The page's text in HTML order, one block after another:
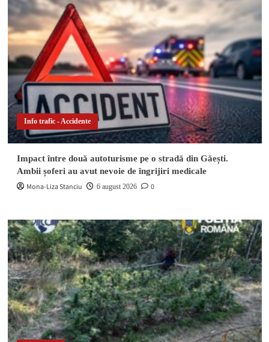
Info trafic - Accidente
Impact între două autoturisme pe o stradă din Găești.
Ambii șoferi au avut nevoie de îngrijiri medicale
Mona-Liza Stanciu 6 august 2026 0